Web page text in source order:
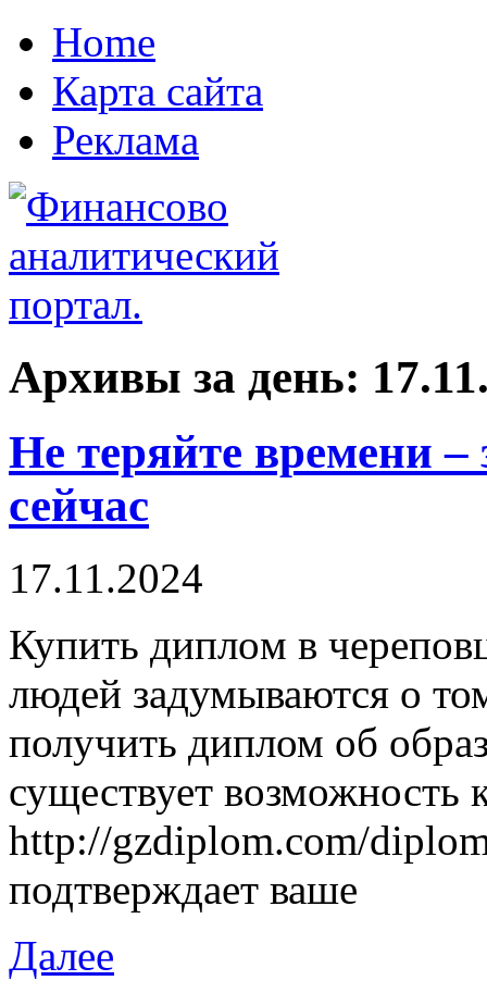
Home
Карта сайта
Реклама
Архивы за день:
Не теряйте времени
сейчас
17.11.2024
Купить диплoм в
людей задумываются о
получить диплом об
существует возможность
http://gzdiplom.com/
подтверждает ваше
Далее